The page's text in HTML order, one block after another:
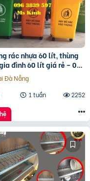
rác nhựa 60 lít, thùng
đình 60 lít giá rẻ – 096
597 Ms Kính
Đà Nẵng
1 tuần
2252